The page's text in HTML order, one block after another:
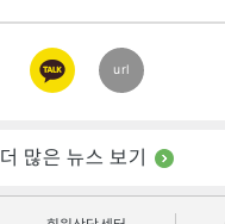
카카오
링크
url
더 많은 뉴스 보기